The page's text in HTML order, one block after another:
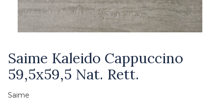
Saime Kaleido Cappuccino
59,5x59,5 Nat. Rett.
Saime